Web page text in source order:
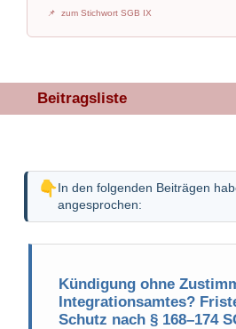
zum Stichwort SGB IX
Beitragsliste
In den folgenden Beiträgen
angesprochen:
Kündigung ohne
Integrationsamtes?
Schutz nach § 168–174